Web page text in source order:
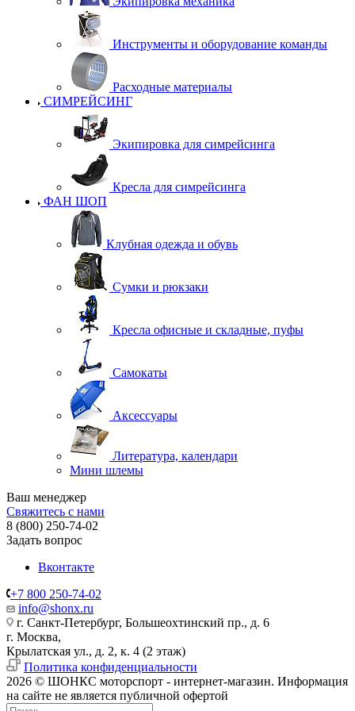
Инструменты и оборудование команды
Расходные материалы
СИМРЕЙСИНГ
Экипировка для симрейсинга
Кресла для симрейсинга
ФАН ШОП
Клубная одежда и обувь
Сумки и рюкзаки
Кресла офисные и складные, пуфы
Самокаты
Аксессуары
Литература, календари
Мини шлемы
Ваш менеджер
Свяжитесь с нами
8 (800) 250-74-02
Задать вопрос
Вконтакте
+7 800 250-74-02
info@shonx.ru
г. Санкт-Петербург, Большеохтинский пр., д. 6
г. Москва,
Крылатская ул., д. 2, к. 4 (2 этаж)
Политика конфиденциальности
2026 © ШОНКС моторспорт - интернет-магазин. Информация
на сайте не является публичной офертой